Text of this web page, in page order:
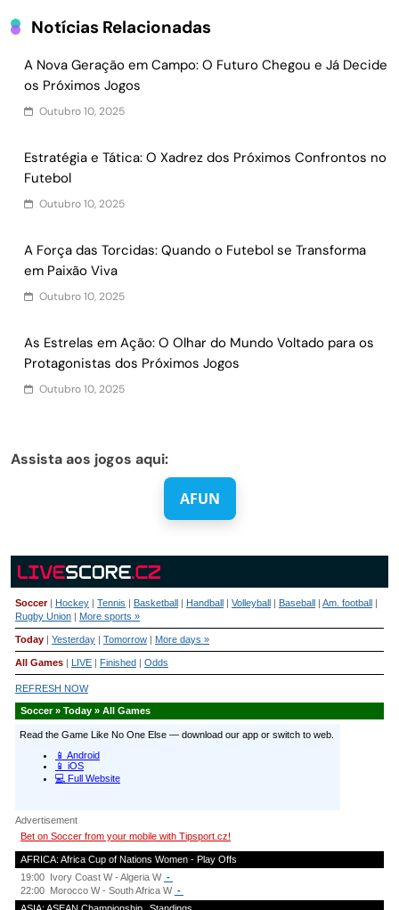
Notícias Relacionadas
A Nova Geração em Campo: O Futuro Chegou e Já Decide
os Próximos Jogos
Outubro 10, 2025
Estratégia e Tática: O Xadrez dos Próximos Confrontos no
Futebol
Outubro 10, 2025
A Força das Torcidas: Quando o Futebol se Transforma
em Paixão Viva
Outubro 10, 2025
As Estrelas em Ação: O Olhar do Mundo Voltado para os
Protagonistas dos Próximos Jogos
Outubro 10, 2025
Assista aos jogos aqui:
AFUN